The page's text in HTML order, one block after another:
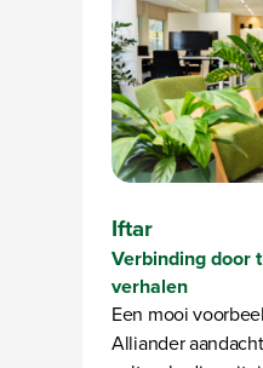
Iftar
Verbinding door
verhalen
Een mooi
Alliander